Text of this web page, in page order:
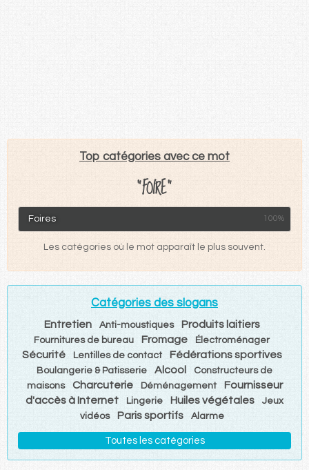
Top catégories avec ce mot
"FOIRE"
Foires 100%
Les catégories où le mot apparaît le plus souvent.
Catégories des slogans
Entretien Anti-moustiques Produits laitiers
Fournitures de bureau Fromage Électroménager
Sécurité Lentilles de contact Fédérations sportives
Boulangerie & Patisserie Alcool
Constructeurs de
maisons
Charcuterie Déménagement
Fournisseur
d'accès à Internet
Lingerie Huiles végétales
Jeux
vidéos
Paris sportifs Alarme
Toutes les catégories